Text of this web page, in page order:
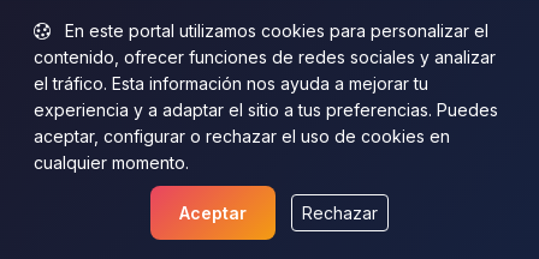
17 abr 2026
¿Quieres ver más contenido?
En este portal utilizamos cookies para personalizar el
contenido, ofrecer funciones de redes sociales y analizar
el tráfico. Esta información nos ayuda a mejorar tu
experiencia y a adaptar el sitio a tus preferencias. Puedes
aceptar, configurar o rechazar el uso de cookies en
cualquier momento.
Aceptar Rechazar